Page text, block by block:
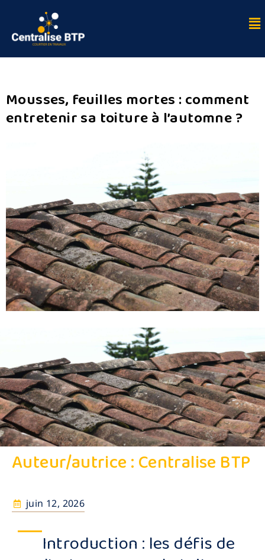
Auteur/autrice :
Mousses, feuilles mortes : comment
entretenir sa toiture à l’automne ?
Auteur/autrice :Centralise BTP
juin 12, 2026
Introduction : les défis de